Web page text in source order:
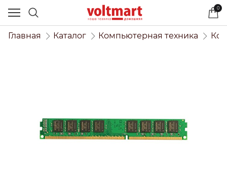
0
Главная Каталог Компьютерная техника